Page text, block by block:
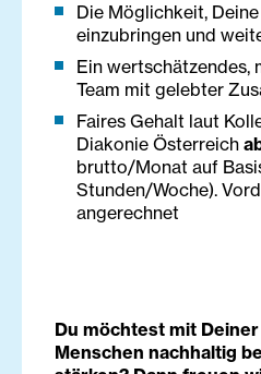
Die Möglichkeit,
einzubringen und
Ein wertschätzendes,
Team mit gelebter
Faires Gehalt laut
Diakonie Österreich
brutto/Monat auf
Stunden/Woche).
angerechnet
Du möchtest mit
Menschen nachhaltig